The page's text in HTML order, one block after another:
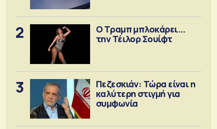
2
Ο Τραμπ μπλοκάρει...
την Τέιλορ Σουίφτ
3
Πεζεσκιάν: Τώρα είναι η
καλύτερη στιγμή για
συμφωνία